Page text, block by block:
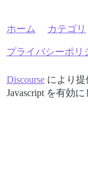
ホーム カテゴリ
プライバシーポリ
Discourseにより提
Javascript を有効に